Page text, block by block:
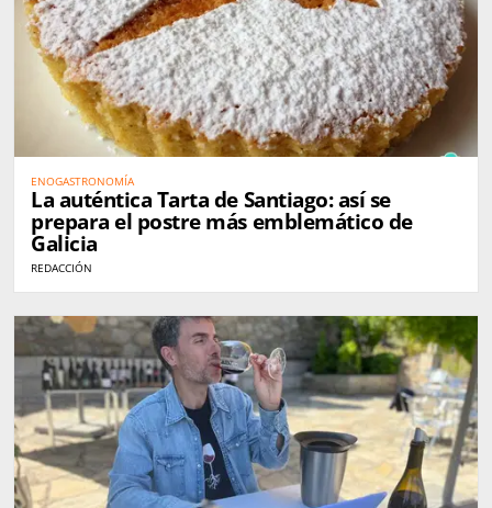
ENOGASTRONOMÍA
La auténtica Tarta de Santiago: así se
prepara el postre más emblemático de
Galicia
REDACCIÓN